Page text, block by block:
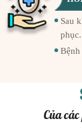
Sau
phục.
Của